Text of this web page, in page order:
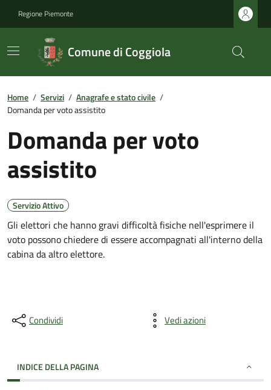
Regione Piemonte
Comune di Coggiola
Home / Servizi / Anagrafe e stato civile /
Domanda per voto assistito
Domanda per voto
assistito
Servizio Attivo
Gli elettori che hanno gravi difficoltà fisiche nell'esprimere il
voto possono chiedere di essere accompagnati all'interno della
cabina da altro elettore.
Condividi Vedi azioni
INDICE DELLA PAGINA